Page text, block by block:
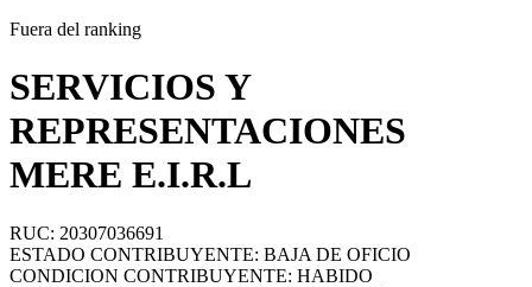
Fuera del ranking
SERVICIOS Y
REPRESENTACIONES
MERE E.I.R.L
RUC: 20307036691
ESTADO CONTRIBUYENTE: BAJA DE OFICIO
CONDICION CONTRIBUYENTE: HABIDO